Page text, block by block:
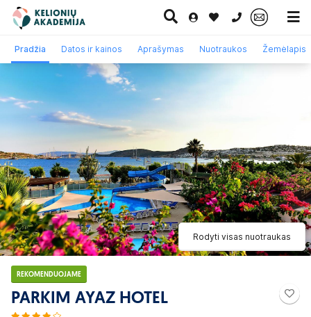
0 700 11007
Paskutinė
minutė
Rodyti visas nuotraukas
REKOMENDUOJAME
PARKIM AYAZ HOTEL
Pradžia Datos ir kainos Aprašymas Nuotraukos Žemėlapis